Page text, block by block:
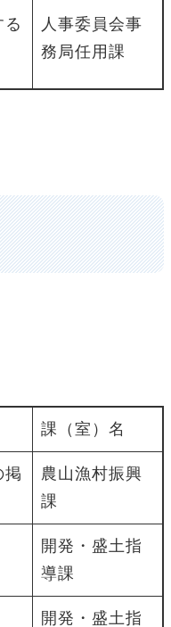
人事委員会事
務局任用課
課（室）名
掲
農山漁村振興
課
開発・盛土指
導課
開発・盛土指